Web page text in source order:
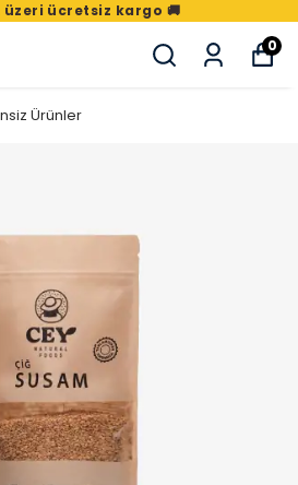
üzeri ücretsiz kargo 🚚
0
Ürünler